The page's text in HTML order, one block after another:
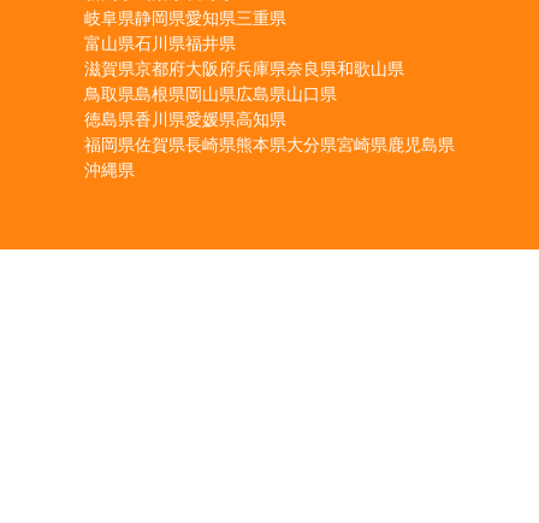
岐阜県静岡県愛知県三重県
富山県石川県福井県
滋賀県京都府大阪府兵庫県奈良県和歌山県
鳥取県島根県岡山県広島県山口県
徳島県香川県愛媛県高知県
福岡県佐賀県長崎県熊本県大分県宮崎県鹿児島県
沖縄県